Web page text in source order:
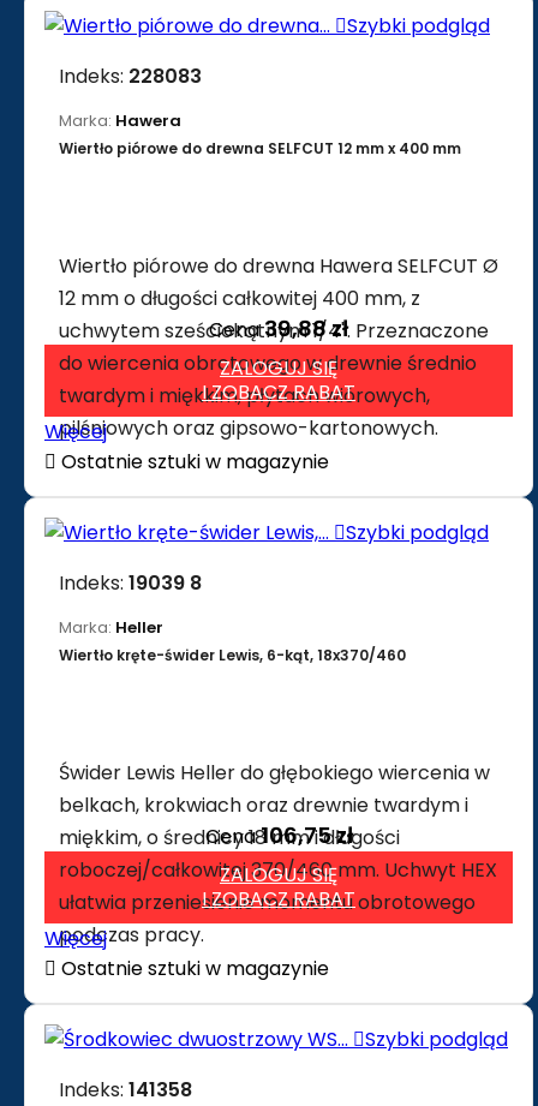
Szybki podgląd
Indeks: 228083
Marka: Hawera
Wiertło piórowe do drewna SELFCUT 12 mm x 400 mm
Wiertło piórowe do drewna Hawera SELFCUT Ø
12 mm o długości całkowitej 400 mm, z
uchwytem sześciokątnym 1/4". Przeznaczone
do wiercenia obrotowego w drewnie średnio
twardym i miękkim, płytach wiórowych,
pilśniowych oraz gipsowo-kartonowych.
Cena 39,88 zł
ZALOGUJ SIĘ
I ZOBACZ RABAT
Więcej
 Ostatnie sztuki w magazynie
Szybki podgląd
Indeks: 19039 8
Marka: Heller
Wiertło kręte-świder Lewis, 6-kąt, 18x370/460
Świder Lewis Heller do głębokiego wiercenia w
belkach, krokwiach oraz drewnie twardym i
miękkim, o średnicy 18 mm i długości
roboczej/całkowitej 370/460 mm. Uchwyt HEX
ułatwia przeniesienie momentu obrotowego
podczas pracy.
Cena106,75 zł
ZALOGUJ SIĘ
I ZOBACZ RABAT
Więcej
 Ostatnie sztuki w magazynie
Szybki podgląd
Indeks: 141358